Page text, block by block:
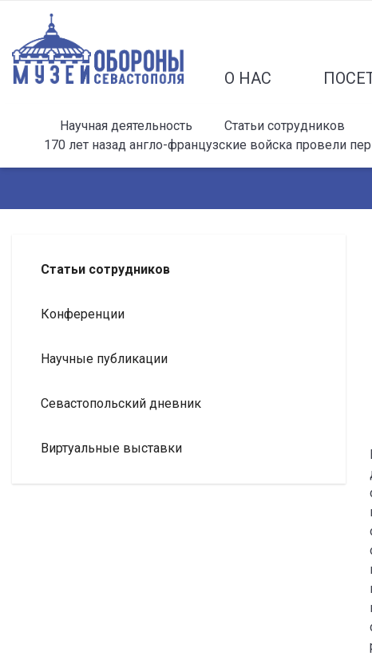
О НАС
Научная деятельность
Статьи сотрудников
170 лет назад англо-французские войска провели
Статьи сотрудников
Конференции
Научные публикации
Севастопольский дневник
Виртуальные выставки